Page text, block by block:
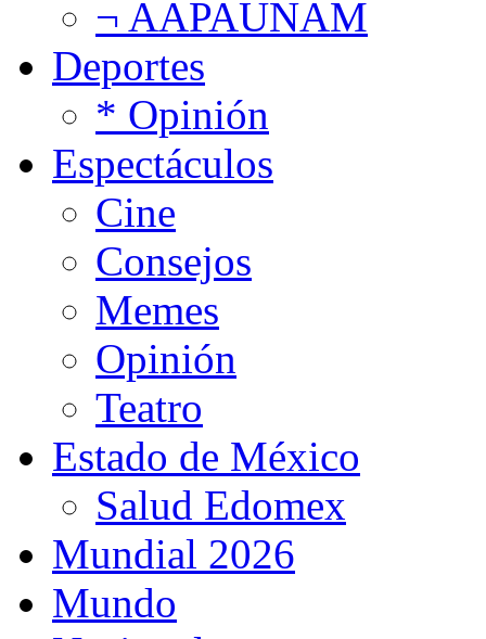
¬ AAPAUNAM
Deportes
* Opinión
Espectáculos
Cine
Consejos
Memes
Opinión
Teatro
Estado de México
Salud Edomex
Mundial 2026
Mundo